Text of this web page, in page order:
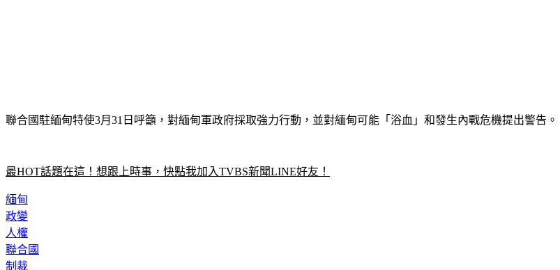
聯合國駐緬甸特使3月31日呼籲，對緬甸軍政府採取強力行動，並對緬甸可能「浴血」和發生內戰危機提出警告。
最HOT話題在這！想跟上時事，快點我加入TVBS新聞LINE好友！
緬甸
政變
人權
聯合國
制裁